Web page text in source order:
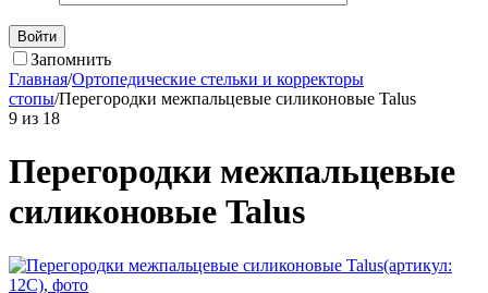
Войти
Запомнить
Главная/Ортопедические стельки и корректоры
стопы/Перегородки межпальцевые силиконовые Talus
9 из 18
Перегородки межпальцевые
силиконовые Talus